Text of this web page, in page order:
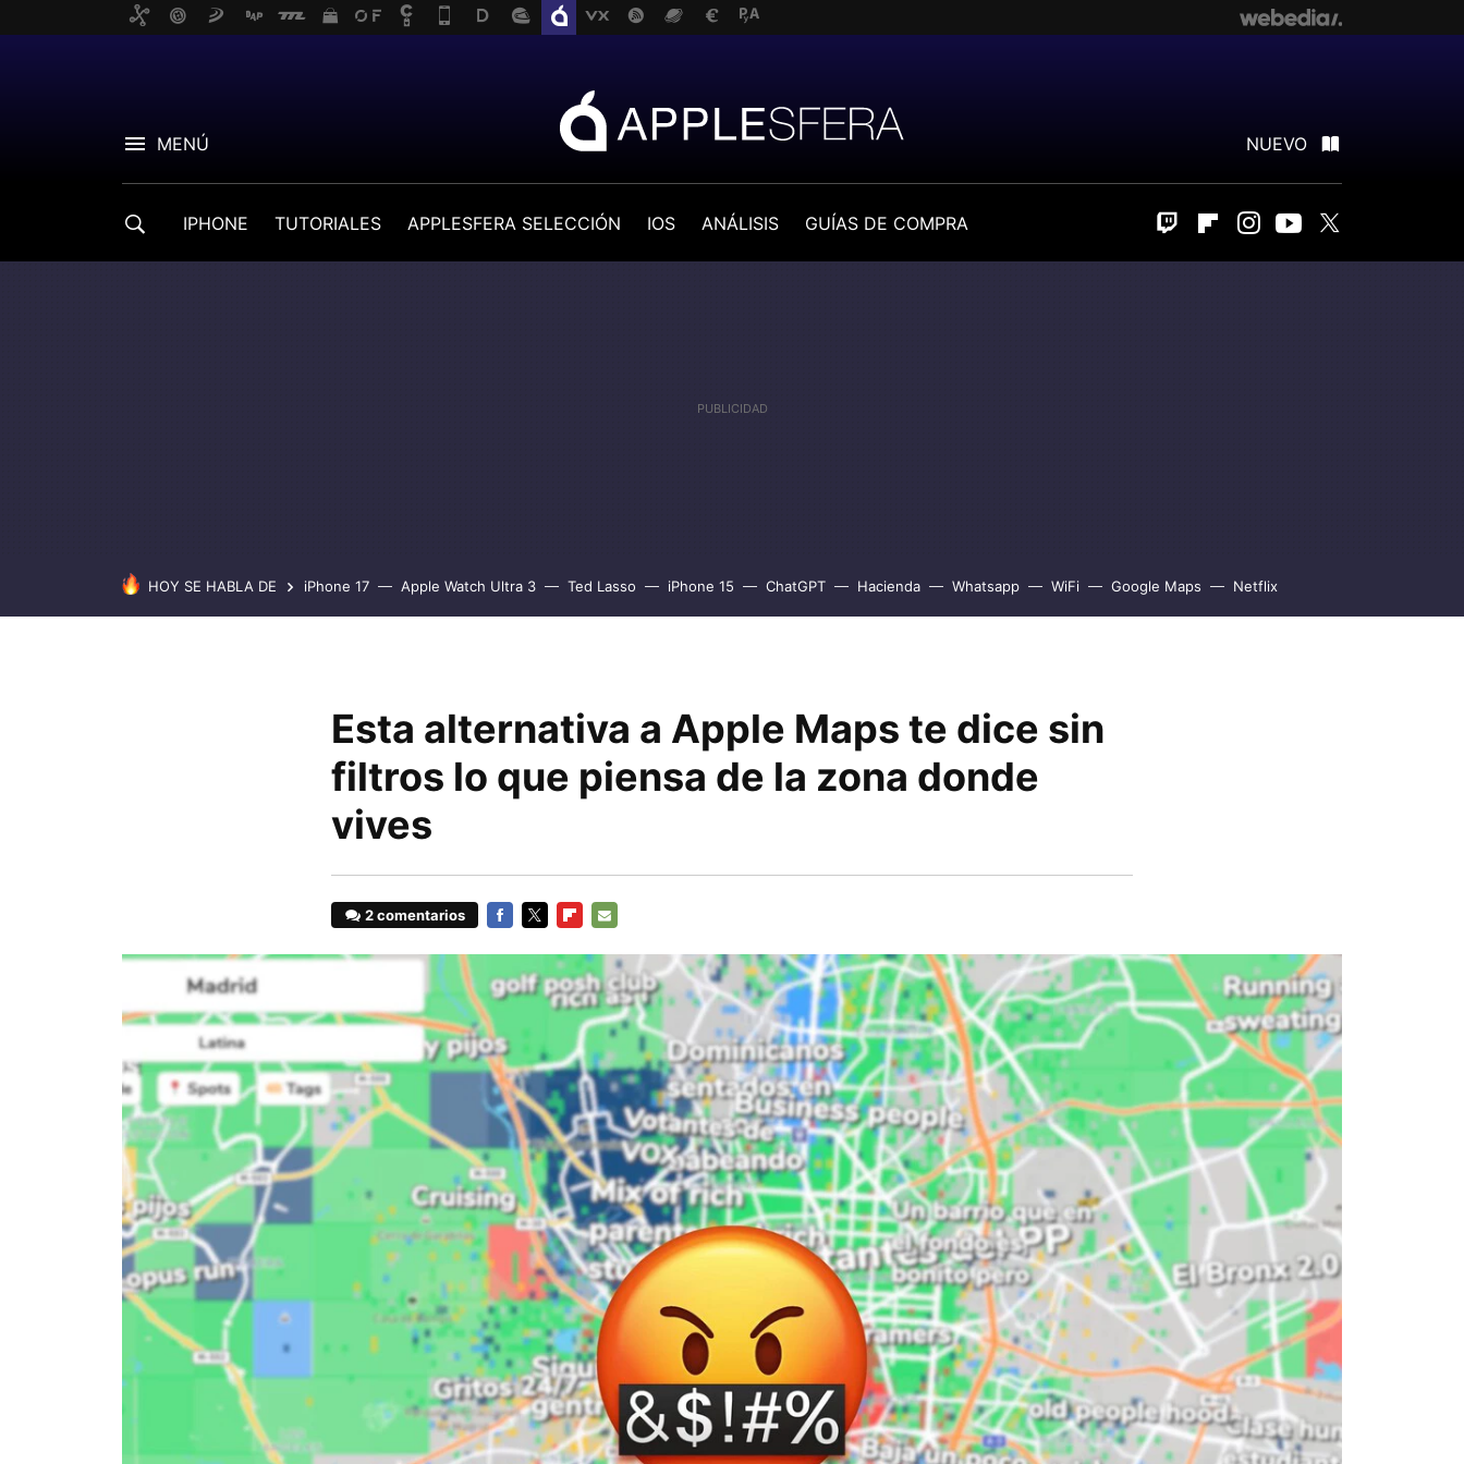
MENÚ NUEVO
IPHONE TUTORIALES APPLESFERA SELECCIÓN IOS ANÁLISIS GUÍAS DE COMPRA Twitch FlipboardInstagram
Youtube
HOY SE HABLA DE iPhone 17 Apple Watch Ultra 3 Ted Lasso iPhone 15 ChatGPT Hacienda Whatsapp WiFi Google Maps Netflix
Esta alternativa a Apple Maps te dice sin
filtros lo que piensa de la zona donde
vives
2 comentarios
MAIL